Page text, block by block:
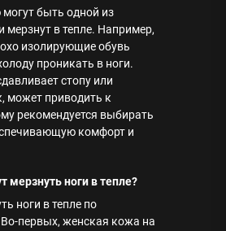
быть одной из
мерзнут в тепле. Например,
изолирующие обувь
проникать в ноги.
стопу или
может приводить к
рекомендуется выбирать
комфорт и
ноги в тепле?
ноги в тепле по
первых, женская кожа на